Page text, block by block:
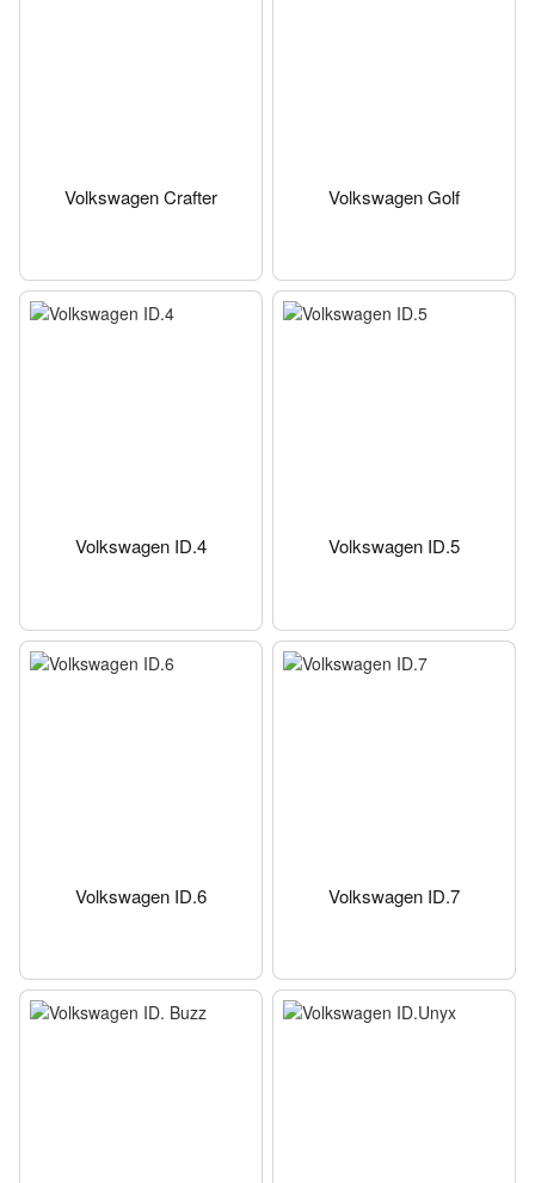
Volkswagen Crafter Volkswagen Golf
Volkswagen ID.4 Volkswagen ID.5
Volkswagen ID.6 Volkswagen ID.7